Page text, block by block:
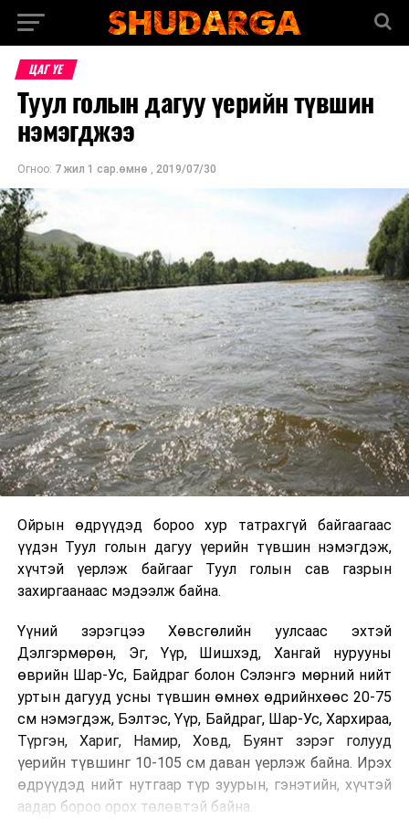
ЦАГ ҮЕ
Туул голын дагуу үерийн түвшин
нэмэгджээ
Огноо: 7 жил 1 сар.өмнө , 2019/07/30
Ойрын өдрүүдэд бороо хур татрахгүй байгаагаас
үүдэн Туул голын дагуу үерийн түвшин нэмэгдэж,
хүчтэй үерлэж байгааг Туул голын сав газрын
захиргаанаас мэдээлж байна.
Үүний зэрэгцээ Хөвсгөлийн уулсаас эхтэй
Дэлгэрмөрөн, Эг, Үүр, Шишхэд, Хангай нурууны
өврийн Шар-Ус, Байдраг болон Сэлэнгэ мөрний нийт
уртын дагууд усны түвшин өмнөх өдрийнхөөс 20-75
см нэмэгдэж, Бэлтэс, Үүр, Байдраг, Шар-Ус, Хархираа,
Түргэн, Хариг, Намир, Ховд, Буянт зэрэг голууд
үерийн түвшинг 10-105 см даван үерлэж байна. Ирэх
өдрүүдэд нийт нутгаар түр зуурын, гэнэтийн, хүчтэй
аадар бороо орох төлөвтэй байна.